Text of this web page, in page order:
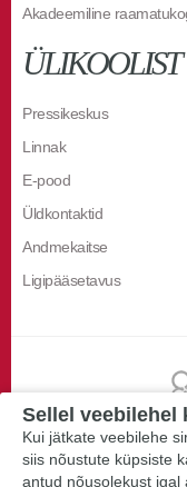
Akadeemiline
ÜLIKOOLIST
Pressikeskus
Linnak
E-pood
Üldkontaktid
Andmekaitse
Ligipääsetavus
Sellel veebilehel
Kui jätkate veebilehe
siis nõustute küpsiste
antud nõusolekust igal